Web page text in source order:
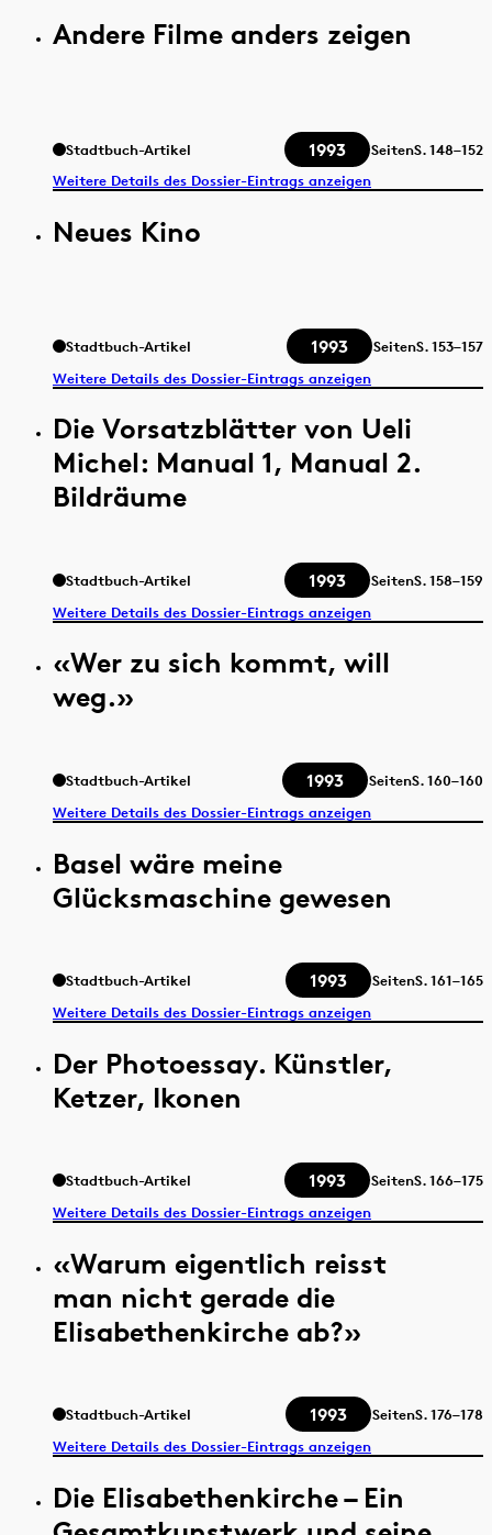
Andere Filme anders zeigen
Stadtbuch-Artikel 1993 SeitenS.148–152
Weitere Details des Dossier-Eintrags anzeigen
Neues Kino
Stadtbuch-Artikel 1993 SeitenS.153–157
Weitere Details des Dossier-Eintrags anzeigen
Die Vorsatzblätter von Ueli
Michel: Manual 1, Manual 2.
Bildräume
Stadtbuch-Artikel 1993 SeitenS.158–159
Weitere Details des Dossier-Eintrags anzeigen
«Wer zu sich kommt, will
weg.»
Stadtbuch-Artikel 1993 SeitenS.160–160
Weitere Details des Dossier-Eintrags anzeigen
Basel wäre meine
Glücksmaschine gewesen
Stadtbuch-Artikel 1993 SeitenS.161–165
Weitere Details des Dossier-Eintrags anzeigen
Der Photoessay. Künstler,
Ketzer, Ikonen
Stadtbuch-Artikel 1993 SeitenS.166–175
Weitere Details des Dossier-Eintrags anzeigen
«Warum eigentlich reisst
man nicht gerade die
Elisabethenkirche ab?»
Stadtbuch-Artikel 1993 SeitenS.176–178
Weitere Details des Dossier-Eintrags anzeigen
Die Elisabethenkirche – Ein